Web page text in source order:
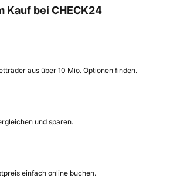
Kauf bei CHECK24
aus über 10 Mio. Optionen finden.
und sparen.
einfach online buchen.